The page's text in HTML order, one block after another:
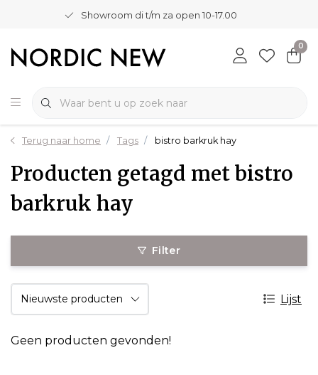
Showroom di t/m za open 10-17.00
0
Terug naar home Tags bistro barkruk hay
Producten getagd met bistro
barkruk hay
Filter
Lijst
Geen producten gevonden!